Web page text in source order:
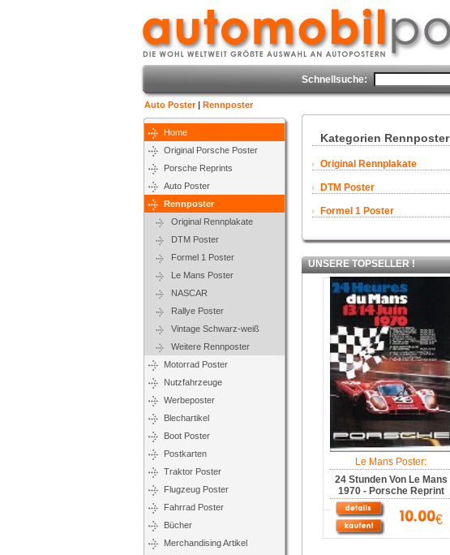
Schnellsuche:
Auto Poster| Rennposter
Home
Original Porsche Poster
Porsche Reprints
Auto Poster
Rennposter
Original Rennplakate
DTM Poster
Formel 1 Poster
Le Mans Poster
NASCAR
Rallye Poster
Vintage Schwarz-weiß
Weitere Rennposter
Motorrad Poster
Nutzfahrzeuge
Werbeposter
Blechartikel
Boot Poster
Postkarten
Traktor Poster
Flugzeug Poster
Fahrrad Poster
Bücher
Merchandising Artikel
Kategorien Rennposter
Original Rennplakate
DTM Poster
Formel 1 Poster
UNSERE TOPSELLER !
Le Mans Poster:
24 Stunden Von Le Mans
1970 - Porsche Reprint
€